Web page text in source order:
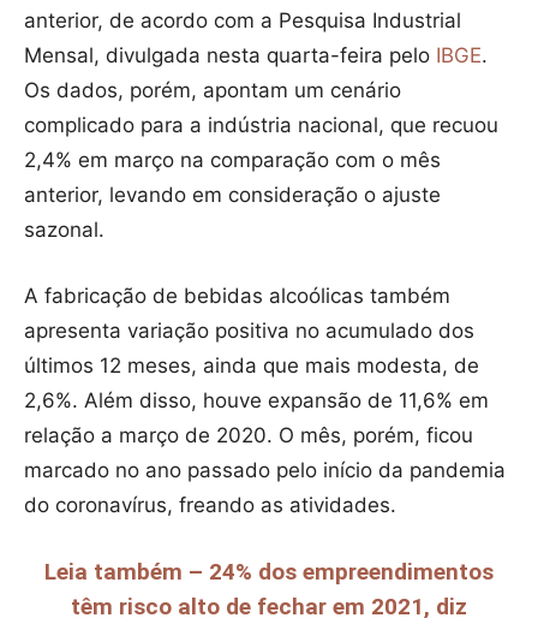
anterior, de acordo com a Pesquisa Industrial
Mensal, divulgada nesta quarta-feira pelo IBGE.
Os dados, porém, apontam um cenário
complicado para a indústria nacional, que recuou
2,4% em março na comparação com o mês
anterior, levando em consideração o ajuste
sazonal.
A fabricação de bebidas alcoólicas também
apresenta variação positiva no acumulado dos
últimos 12 meses, ainda que mais modesta, de
2,6%. Além disso, houve expansão de 11,6% em
relação a março de 2020. O mês, porém, ficou
marcado no ano passado pelo início da pandemia
do coronavírus, freando as atividades.
Leia também – 24% dos empreendimentos
têm risco alto de fechar em 2021, diz